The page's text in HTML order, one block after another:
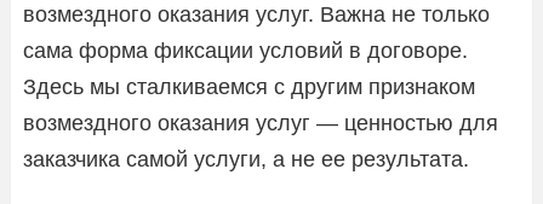
возмездного оказания услуг. Важна не только
сама форма фиксации условий в договоре.
Здесь мы сталкиваемся с другим признаком
возмездного оказания услуг — ценностью для
заказчика самой услуги, а не ее результата.